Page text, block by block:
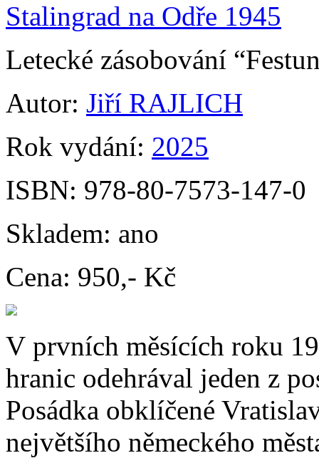
Stalingrad na Odře 1945
Letecké zásobování
Autor: Jiří RAJLICH
Rok vydání: 2025
ISBN: 978-80-7573-147-0
Skladem: ano
Cena: 950,- Kč
V prvních měsících roku
hranic odehrával jeden z
Posádka obklíčené
největšího německého